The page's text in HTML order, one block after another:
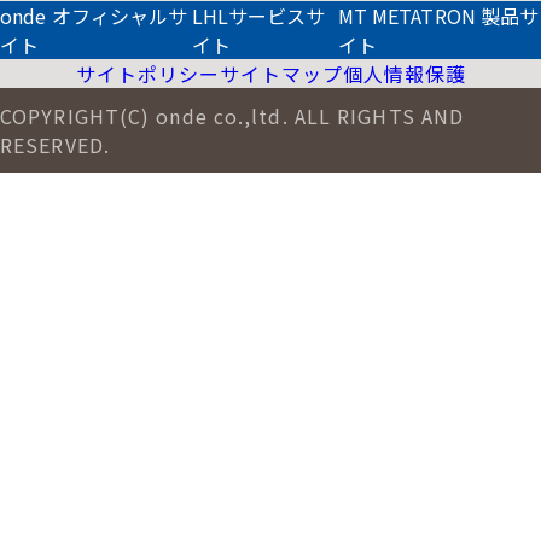
onde オフィシャルサ
イト
LHLサービスサ
イト
MT METATRON 製品サ
イト
サイトポリシーサイトマップ個人情報保護
COPYRIGHT(C) onde co.,ltd. ALL RIGHTS AND
RESERVED.